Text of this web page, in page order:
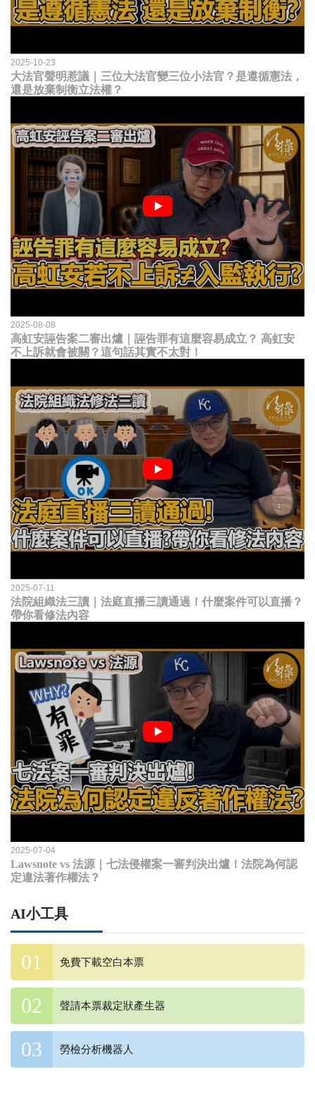
2025-10-23
大法官聲明惹議｜三位大法官變三位小法官？是遵循憲法，
還是放棄制衡立法權？
2025-08-08
高虹安誣告案二審出爐｜誣告罪有這麼容易成立？ 高虹安
不上訴就會被關？這句話其實不太對！
2025-07-11
法院組織法三讀｜法庭直播三讀通過！什麼案件可以直播？
帶你看修法內容
2025-07-04
Lawsnote vs 法源｜七法侵權案一審判決出爐！法院為何認
定違法著作權法？
AI小工具
免費下載空白本票
聲請本票裁定狀產生器
勞檢分析機器人